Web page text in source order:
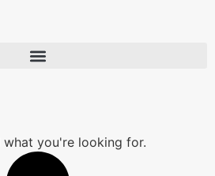
you're looking for.